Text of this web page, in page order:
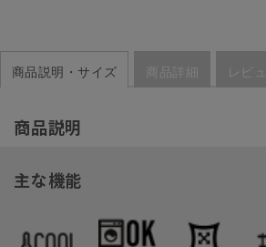
商品説明・サイズ 商品詳細 レビ
商品説明
主な機能